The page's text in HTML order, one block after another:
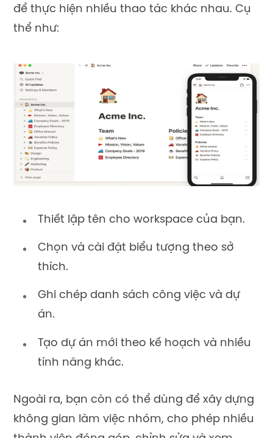
để thực hiện nhiều thao tác khác nhau. Cụ
thể như:
Thiết lập tên cho workspace của bạn.
Chọn và cài đặt biểu tượng theo sở
thích.
Ghi chép danh sách công việc và dự
án.
Tạo dự án mới theo kế hoạch và nhiều
tính năng khác.
Ngoài ra, bạn còn có thể dùng để xây dựng
không gian làm việc nhóm, cho phép nhiều